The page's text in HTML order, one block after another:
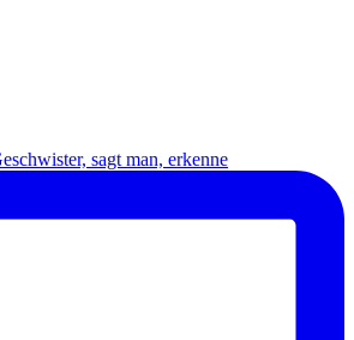
sagt man, erkenne